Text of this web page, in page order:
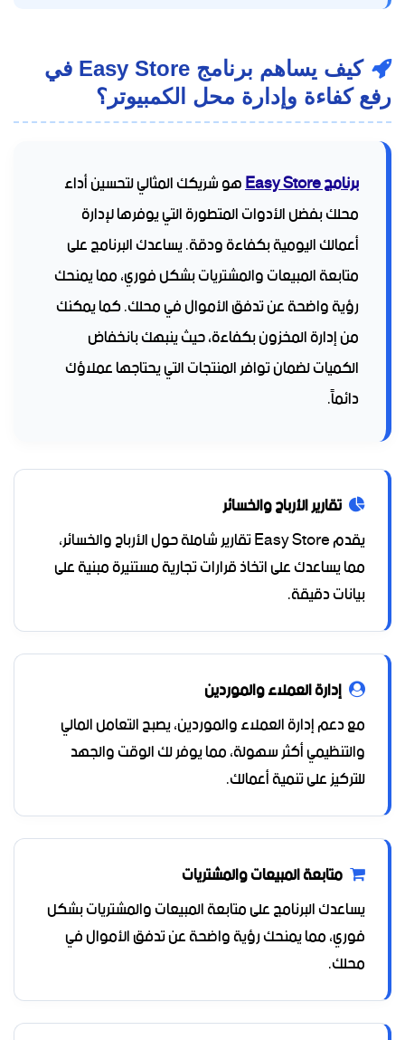
كيف يساهم برنامج Easy Store في
رفع كفاءة وإدارة محل الكمبيوتر؟
برنامج Easy Store
هو شريكك المثالي لتحسين أداء
محلك بفضل الأدوات المتطورة التي يوفرها لإدارة
أعمالك اليومية بكفاءة ودقة. يساعدك البرنامج على
متابعة المبيعات والمشتريات بشكل فوري، مما يمنحك
رؤية واضحة عن تدفق الأموال في محلك. كما يمكنك
من إدارة المخزون بكفاءة، حيث ينبهك بانخفاض
الكميات لضمان توافر المنتجات التي يحتاجها عملاؤك
دائماً.
تقارير الأرباح والخسائر
يقدم Easy Store تقارير شاملة حول الأرباح والخسائر،
مما يساعدك على اتخاذ قرارات تجارية مستنيرة مبنية على
بيانات دقيقة.
إدارة العملاء والموردين
مع دعم إدارة العملاء والموردين، يصبح التعامل المالي
والتنظيمي أكثر سهولة، مما يوفر لك الوقت والجهد
للتركيز على تنمية أعمالك.
متابعة المبيعات والمشتريات
يساعدك البرنامج على متابعة المبيعات والمشتريات بشكل
فوري، مما يمنحك رؤية واضحة عن تدفق الأموال في
محلك.